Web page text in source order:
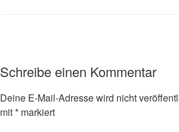
Schreibe einen Kommentar
Deine E-Mail-Adresse wird nicht
mit* markiert